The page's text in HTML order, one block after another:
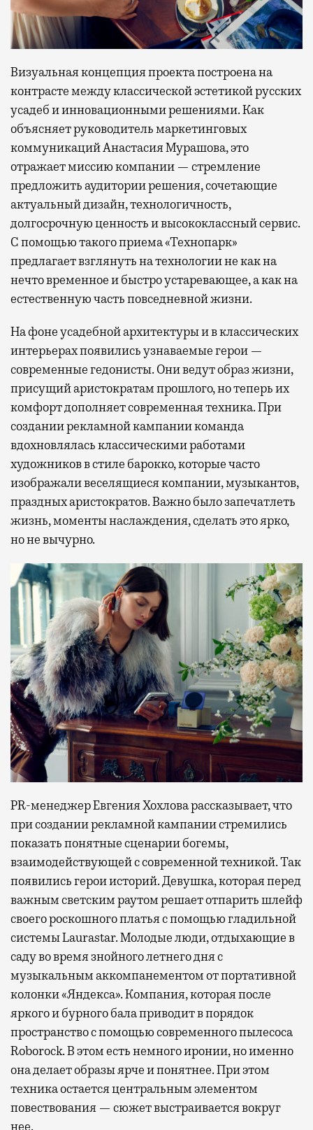
Визуальная концепция проекта построена на
контрасте между классической эстетикой русских
усадеб и инновационными решениями. Как
объясняет руководитель маркетинговых
коммуникаций Анастасия Мурашова, это
отражает миссию компании — стремление
предложить аудитории решения, сочетающие
актуальный дизайн, технологичность,
долгосрочную ценность и высококлассный сервис.
С помощью такого приема «Технопарк»
предлагает взглянуть на технологии не как на
нечто временное и быстро устаревающее, а как на
естественную часть повседневной жизни.
На фоне усадебной архитектуры и в классических
интерьерах появились узнаваемые герои —
современные гедонисты. Они ведут образ жизни,
присущий аристократам прошлого, но теперь их
комфорт дополняет современная техника. При
создании рекламной кампании команда
вдохновлялась классическими работами
художников в стиле барокко, которые часто
изображали веселящиеся компании, музыкантов,
праздных аристократов. Важно было запечатлеть
жизнь, моменты наслаждения, сделать это ярко,
но не вычурно.
PR-менеджер Евгения Хохлова рассказывает, что
при создании рекламной кампании стремились
показать понятные сценарии богемы,
взаимодействующей с современной техникой. Так
появились герои историй. Девушка, которая перед
важным светским раутом решает отпарить шлейф
своего роскошного платья с помощью гладильной
системы Laurastar. Молодые люди, отдыхающие в
саду во время знойного летнего дня с
музыкальным аккомпанементом от портативной
колонки «Яндекса». Компания, которая после
яркого и бурного бала приводит в порядок
пространство с помощью современного пылесоса
Roborock. В этом есть немного иронии, но именно
она делает образы ярче и понятнее. При этом
техника остается центральным элементом
повествования — сюжет выстраивается вокруг
нее.